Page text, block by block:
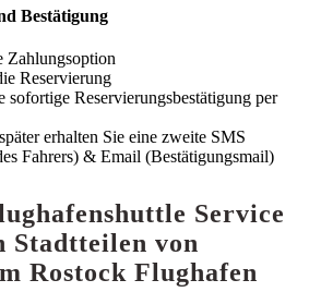
Bestätigung
Zahlungsoption
Reservierung
sofortige Reservierungsbestätigung per
erhalten Sie eine zweite SMS
Fahrers) & Email (Bestätigungsmail)
Service
Stadtteilen von
Rostock Flughafen